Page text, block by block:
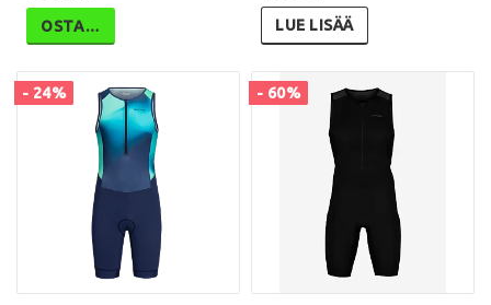
OSTA… LUE LISÄÄ
- 24% - 60%